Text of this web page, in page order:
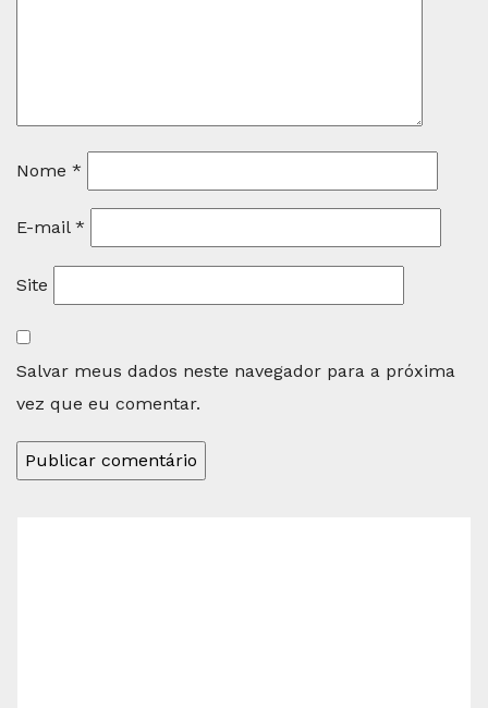
Nome *
E-mail *
Site
Salvar meus dados neste navegador para a próxima
vez que eu comentar.